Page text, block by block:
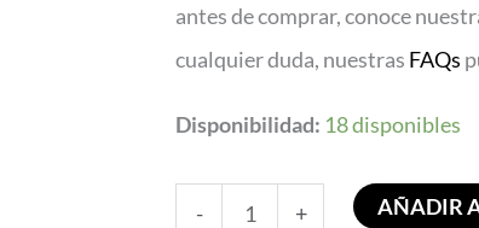
antes de comprar, conoce
cualquier duda, nuestras FAQs
Disponibilidad: 18 disponibles
- + AÑADIR